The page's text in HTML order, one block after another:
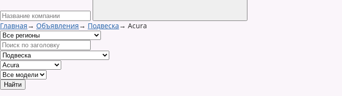
Главная→ Объявления→ Подвеска→ Acura